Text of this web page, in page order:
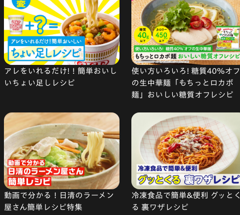
アレをいれるだけ!！簡単おいし
いちょい足しレシピ
使い方いろいろ! 糖質40%オフ
の生中華麺「もちっとロカボ
麺」おいしい糖質オフレシピ
動画で分かる！日清のラーメン
屋さん簡単レシピ特集
冷凍食品で簡単&便利 グッとく
る 裏ワザレシピ